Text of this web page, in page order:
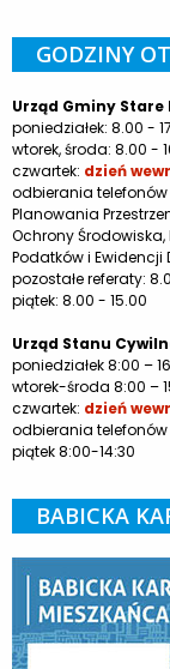
GODZINY
Urząd Gminy Stare
poniedziałek: 8.00 -
wtorek, środa: 8.00 -
czwartek: dzień
odbierania telefonów
Planowania
Ochrony
Podatków i Ewidencji
pozostałe referaty:
piątek: 8.00 - 15.00
Urząd Stanu
poniedziałek 8:00 –
wtorek-środa 8:00 –
czwartek: dzień
odbierania telefonów
piątek 8:00-14:30
BABICKA